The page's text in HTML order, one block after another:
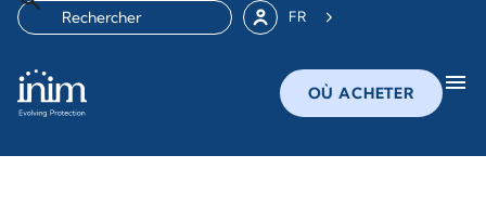
FR
OÙ ACHETER menu